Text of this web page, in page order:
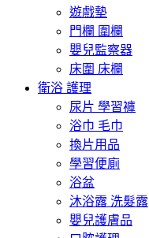
遊戲墊
門欄 圍欄
嬰兒監察器
床圍 床欄
衛浴 護理
尿片 學習褲
浴巾 毛巾
換片用品
學習便廁
浴盆
沐浴露 洗髮露
嬰兒護膚品